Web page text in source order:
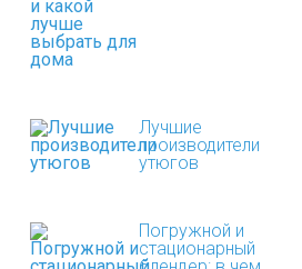
Лучшие
производители
утюгов
Погружной и
стационарный